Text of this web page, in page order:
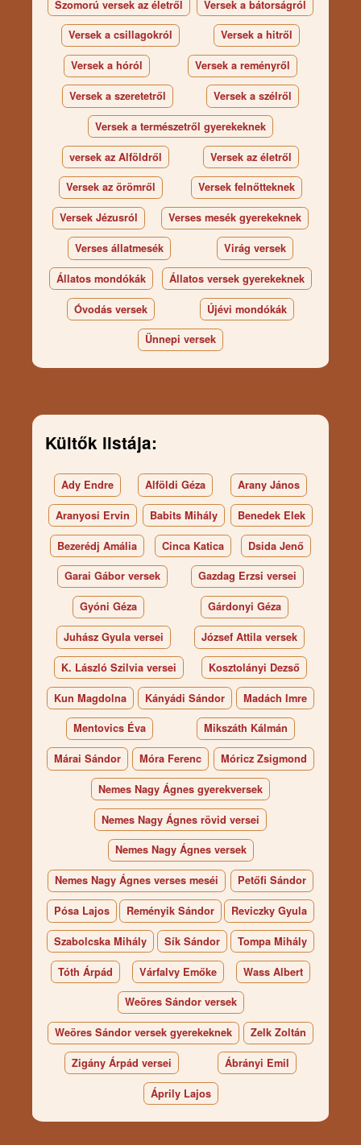
Szomorú versek az életről Versek a bátorságról
Versek a csillagokról Versek a hitről
Versek a hóról Versek a reményről
Versek a szeretetről Versek a szélről
Versek a természetről gyerekeknek
versek az Alföldről Versek az életről
Versek az örömről Versek felnőtteknek
Versek Jézusról Verses mesék gyerekeknek
Verses állatmesék Virág versek
Állatos mondókák Állatos versek gyerekeknek
Óvodás versek Újévi mondókák
Ünnepi versek
Kültők listája:
Ady Endre Alföldi Géza Arany János
Aranyosi Ervin Babits Mihály Benedek Elek
Bezerédj Amália Cinca Katica Dsida Jenő
Garai Gábor versek Gazdag Erzsi versei
Gyóni Géza Gárdonyi Géza
Juhász Gyula versei József Attila versek
K. László Szilvia versei Kosztolányi Dezső
Kun Magdolna Kányádi Sándor Madách Imre
Mentovics Éva Mikszáth Kálmán
Márai Sándor Móra Ferenc Móricz Zsigmond
Nemes Nagy Ágnes gyerekversek
Nemes Nagy Ágnes rövid versei
Nemes Nagy Ágnes versek
Nemes Nagy Ágnes verses meséi Petőfi Sándor
Pósa Lajos Reményik Sándor Reviczky Gyula
Szabolcska Mihály Sík Sándor Tompa Mihály
Tóth Árpád Várfalvy Emőke Wass Albert
Weöres Sándor versek
Weöres Sándor versek gyerekeknek Zelk Zoltán
Zigány Árpád versei Ábrányi Emil
Áprily Lajos